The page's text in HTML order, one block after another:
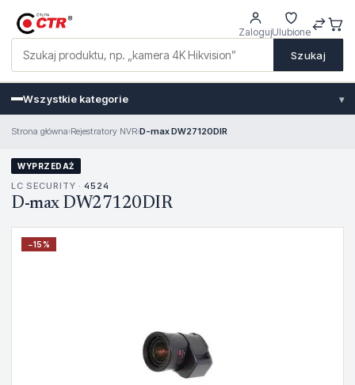
Szukaj
ZalogujUlubione
Wszystkie kategorie ▾
Strona główna›Rejestratory NVR›D-max DW27120DIR
WYPRZEDAŻ
LC SECURITY · 4524
D-max DW27120DIR
−15%